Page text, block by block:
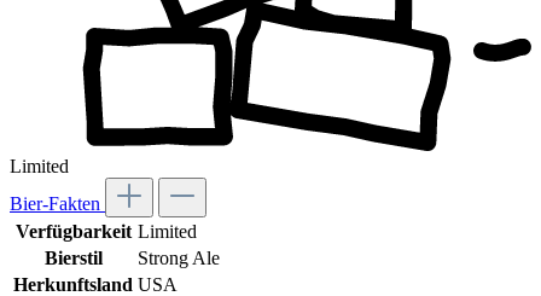
Limited
Bier-Fakten
Verfügbarkeit Limited
Bierstil
Strong Ale
Herkunftsland USA